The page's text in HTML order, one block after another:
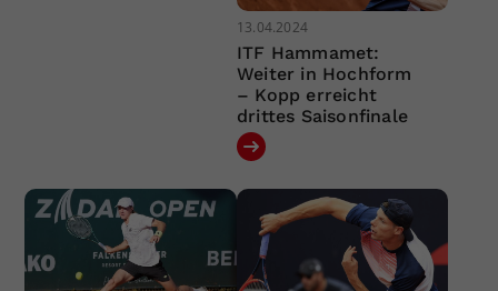
13.04.2024
ITF Hammamet:
Weiter in Hochform
– Kopp erreicht
drittes Saisonfinale